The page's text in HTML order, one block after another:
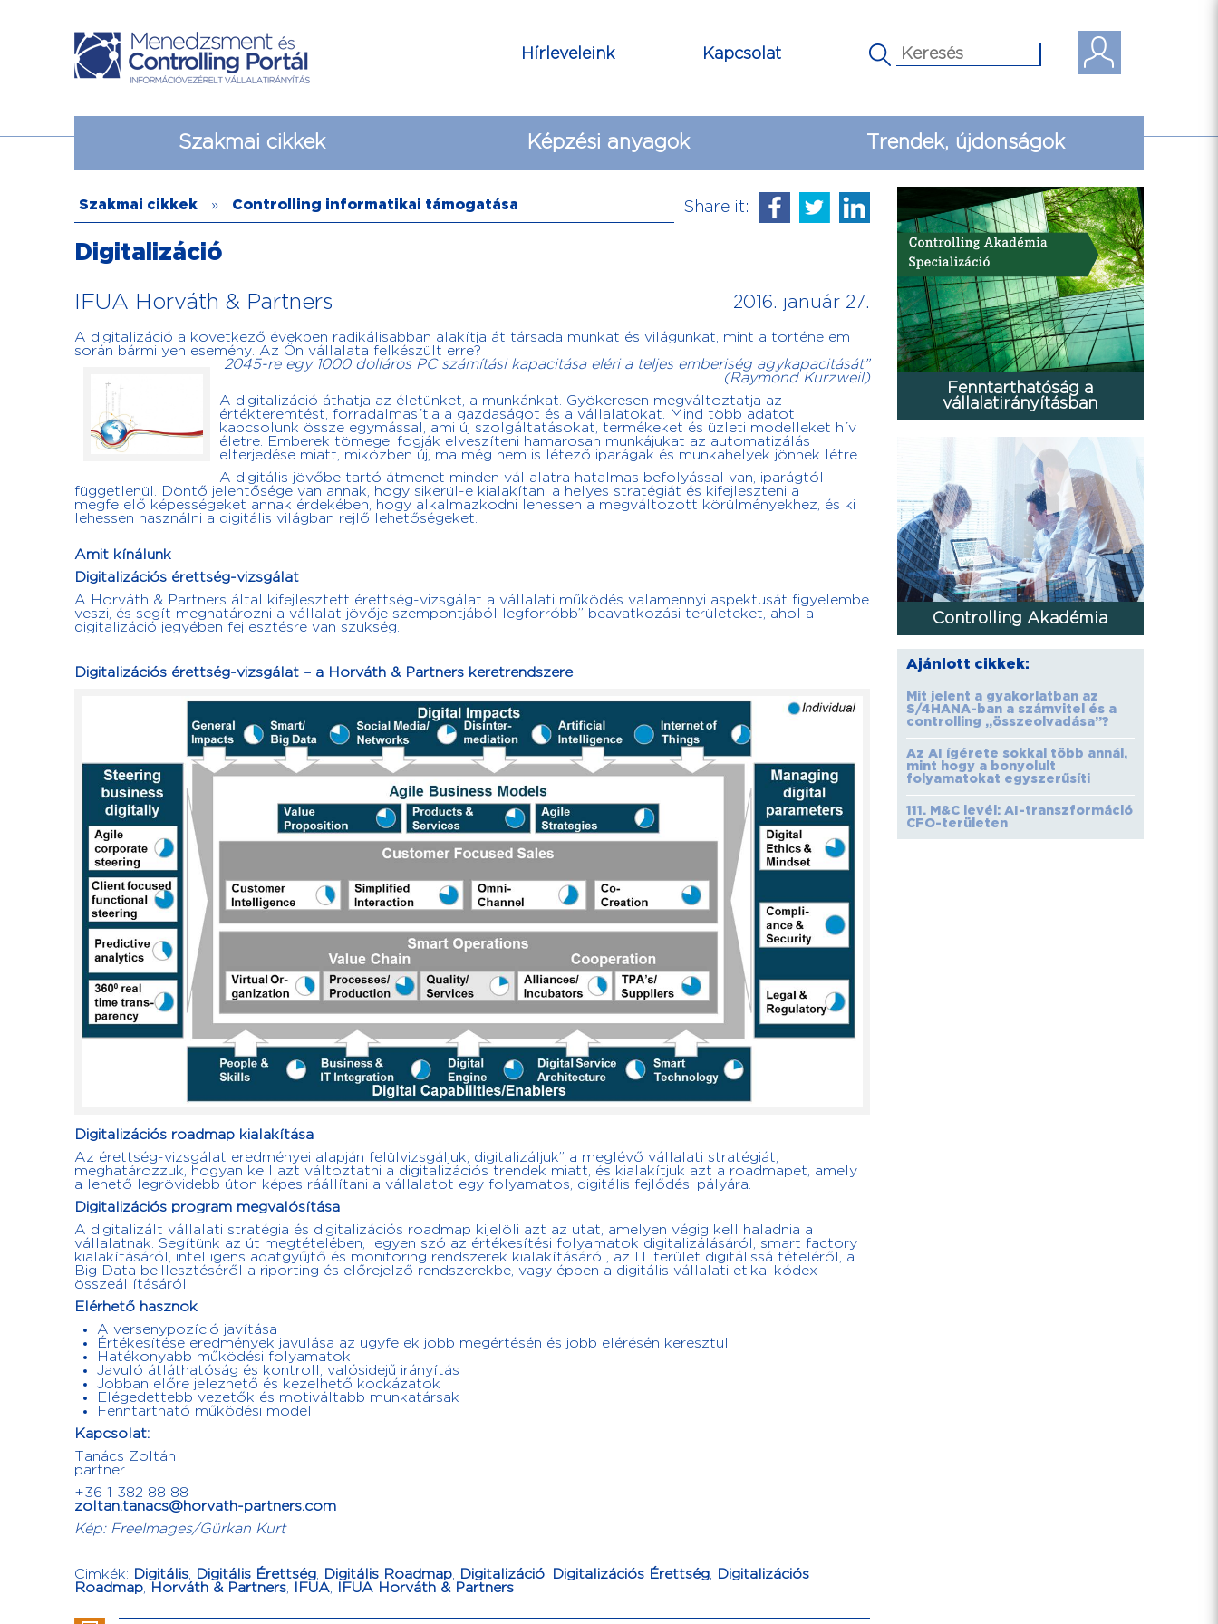
Kapcsolat
Hírleveleink
Szakmai cikkek Képzési anyagok Trendek, újdonságok
Szakmai cikkek » Controlling informatikai támogatása Share it:
Digitalizáció
IFUA Horváth & Partners 2016. január 27.
A digitalizáció a következő években radikálisabban alakítja át társadalmunkat és világunkat, mint a történelem
során bármilyen esemény. Az Ön vállalata felkészült erre?
2045-re egy 1000 dolláros PC számítási kapacitása eléri a teljes emberiség agykapacitását”
(Raymond Kurzweil)
A digitalizáció áthatja az életünket, a munkánkat. Gyökeresen megváltoztatja az
értékteremtést, forradalmasítja a gazdaságot és a vállalatokat. Mind több adatot
kapcsolunk össze egymással, ami új szolgáltatásokat, termékeket és üzleti modelleket hív
életre. Emberek tömegei fogják elveszíteni hamarosan munkájukat az automatizálás
elterjedése miatt, miközben új, ma még nem is létező iparágak és munkahelyek jönnek létre.
A digitális jövőbe tartó átmenet minden vállalatra hatalmas befolyással van, iparágtól
függetlenül. Döntő jelentősége van annak, hogy sikerül-e kialakítani a helyes stratégiát és kifejleszteni a
megfelelő képességeket annak érdekében, hogy alkalmazkodni lehessen a megváltozott körülményekhez, és ki
lehessen használni a digitális világban rejlő lehetőségeket.
Amit kínálunk
Digitalizációs érettség-vizsgálat
A Horváth & Partners által kifejlesztett érettség-vizsgálat a vállalati működés valamennyi aspektusát figyelembe
veszi, és segít meghatározni a vállalat jövője szempontjából legforróbb” beavatkozási területeket, ahol a
digitalizáció jegyében fejlesztésre van szükség.
Digitalizációs érettség-vizsgálat – a Horváth & Partners keretrendszere
Digitalizációs roadmap kialakítása
Az érettség-vizsgálat eredményei alapján felülvizsgáljuk, digitalizáljuk” a meglévő vállalati stratégiát,
meghatározzuk, hogyan kell azt változtatni a digitalizációs trendek miatt, és kialakítjuk azt a roadmapet, amely
a lehető legrövidebb úton képes ráállítani a vállalatot egy folyamatos, digitális fejlődési pályára.
Digitalizációs program megvalósítása
A digitalizált vállalati stratégia és digitalizációs roadmap kijelöli azt az utat, amelyen végig kell haladnia a
vállalatnak. Segítünk az út megtételében, legyen szó az értékesítési folyamatok digitalizálásáról, smart factory
kialakításáról, intelligens adatgyűjtő és monitoring rendszerek kialakításáról, az IT terület digitálissá tételéről, a
Big Data beillesztéséről a riporting és előrejelző rendszerekbe, vagy éppen a digitális vállalati etikai kódex
összeállításáról.
Elérhető hasznok
A versenypozíció javítása
Értékesítése eredmények javulása az ügyfelek jobb megértésén és jobb elérésén keresztül
Hatékonyabb működési folyamatok
Javuló átláthatóság és kontroll, valósidejű irányítás
Jobban előre jelezhető és kezelhető kockázatok
Elégedettebb vezetők és motiváltabb munkatársak
Fenntartható működési modell
Kapcsolat:
Tanács Zoltán
partner
+36 1 382 88 88
zoltan.tanacs@horvath-partners.com
Kép: FreeImages/Gürkan Kurt
Cimkék: Digitális, Digitális Érettség, Digitális Roadmap, Digitalizáció, Digitalizációs Érettség, Digitalizációs
Roadmap, Horváth & Partners, IFUA, IFUA Horváth & Partners
Fenntarthatóság a
vállalatirányításban
Controlling Akadémia
Ajánlott cikkek:
Mit jelent a gyakorlatban az
S/4HANA-ban a számvitel és a
controlling „összeolvadása”?
Az AI ígérete sokkal több annál,
mint hogy a bonyolult
folyamatokat egyszerűsíti
111. M&C levél: AI-transzformáció
CFO-területen